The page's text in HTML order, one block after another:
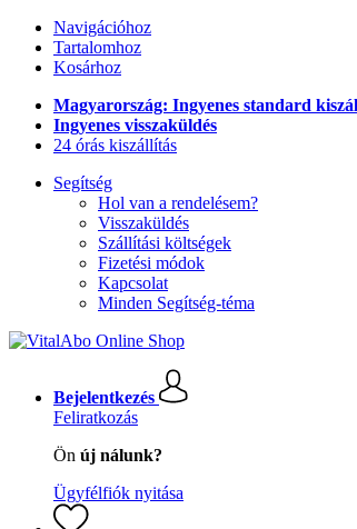
Navigációhoz
Tartalomhoz
Kosárhoz
Magyarország: Ingyenes standard
Ingyenes visszaküldés
24 órás kiszállítás
Segítség
Hol van a rendelésem?
Visszaküldés
Szállítási költségek
Fizetési módok
Kapcsolat
Minden Segítség-téma
Bejelentkezés
Feliratkozás
Ön új nálunk?
Ügyfélfiók nyitása